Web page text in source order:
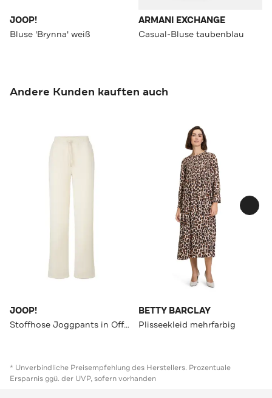
JOOP!
Bluse 'Brynna' weiß
ARMANI EXCHANGE
Casual-Bluse taubenblau
Andere Kunden kauften auch
JOOP!
Stoffhose Joggpants in Offwhite offwhite Marlene
BETTY BARCLAY
Plisseekleid mehrfarbig
* Unverbindliche Preisempfehlung des Herstellers. Prozentuale
Ersparnis ggü. der UVP, sofern vorhanden